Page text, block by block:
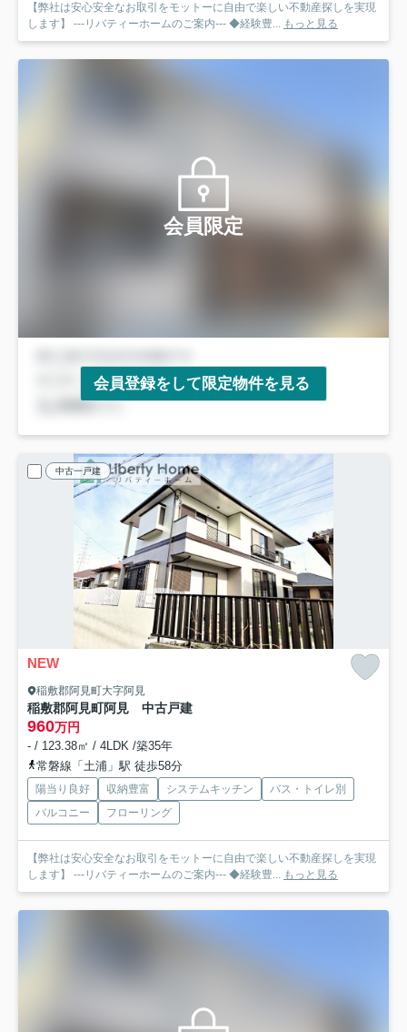
【弊社は安心安全なお取引をモットーに自由で楽しい不動産探しを実現
します】 ---リバティーホームのご案内--- ◆経験豊... もっと見る
会員限定
会員登録をして限定物件を見る
中古一戸建
NEW
稲敷郡阿見町大字阿見
稲敷郡阿見町阿見 中古戸建
960万円
- / 123.38㎡ / 4LDK /築35年
常磐線「土浦」駅 徒歩58分
陽当り良好 収納豊富 システムキッチン
バス・トイレ別
バルコニー
フローリング
【弊社は安心安全なお取引をモットーに自由で楽しい不動産探しを実現
します】 ---リバティーホームのご案内--- ◆経験豊... もっと見る